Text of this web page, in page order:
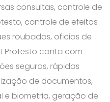
consultas, controle de
controle de efeitos
roubados, oficios de
Protesto conta com
seguras, rápidas
de documentos,
e biometria, geração de